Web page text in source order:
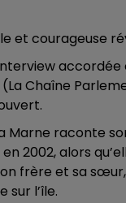
et courageuse
accordée
(La Chaîne
Marne raconte
2002, alors
frère et sa
sur l’île.